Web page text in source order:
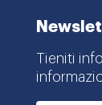
Tieniti